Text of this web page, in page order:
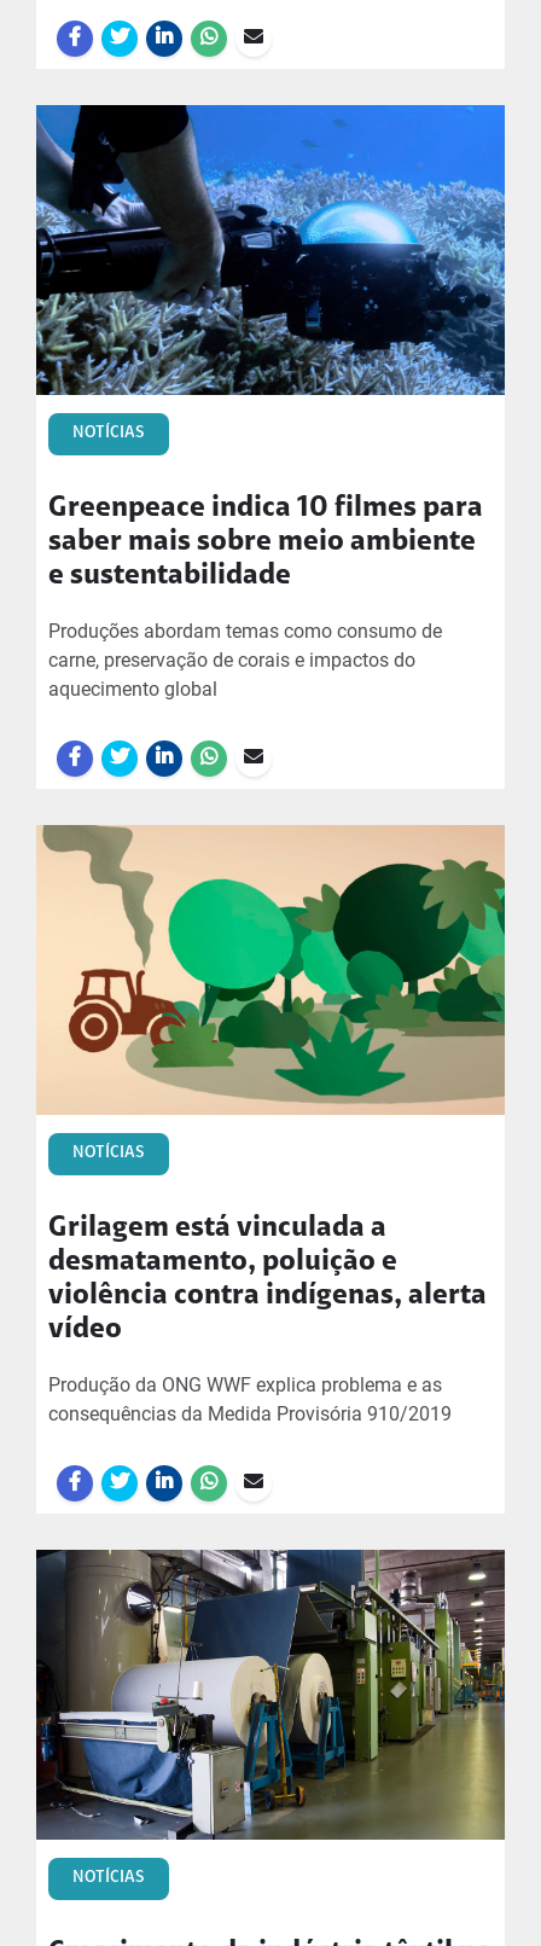
NOTÍCIAS
Greenpeace indica 10 filmes para
saber mais sobre meio ambiente
e sustentabilidade
Produções abordam temas como consumo de
carne, preservação de corais e impactos do
aquecimento global
NOTÍCIAS
Grilagem está vinculada a
desmatamento, poluição e
violência contra indígenas, alerta
vídeo
Produção da ONG WWF explica problema e as
consequências da Medida Provisória 910/2019
NOTÍCIAS